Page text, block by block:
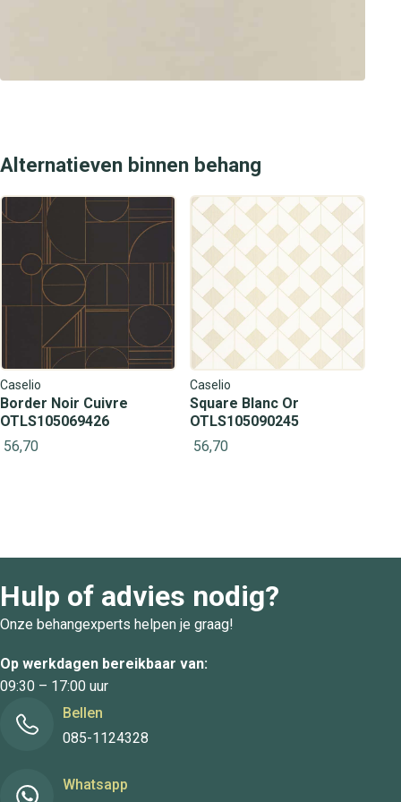
Alternatieven binnen behang
Caselio
Border Noir Cuivre
OTLS105069426
56,70
Caselio
Square Blanc Or
OTLS105090245
56,70
Hulp of advies nodig?
Onze behangexperts helpen je graag!
Op werkdagen bereikbaar van:
09:30 – 17:00 uur
Bellen
085-1124328
Whatsapp